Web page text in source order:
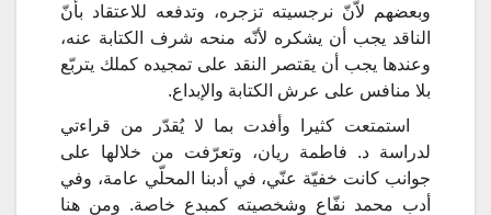
وبعضهم لاّنّ نرجسيته تزجره، وتدفعه للاعتقاد بأنّ
الناقد يجب أن يشكره لأنّه منحه شرف الكتابة عنه،
وعندها يجب أن يقتصر النقد على تمجيده كملك يتربّع
بلا منافس على عرش الكتابة والإبداع.
استمتعت كثيرا وأفدت بما لا يُقدّر من قراءتي
لدراسة د. فاطمة ريان، وتعرّفت من خلالها على
جوانب كانت خفيّة عنّي، في أدبنا المحلّي عامة، وفي
أدب محمد نفّاع وشخصيته كمبدع خاصة. ومن هنا